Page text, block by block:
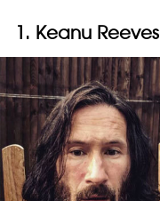
1. Keanu Reeves